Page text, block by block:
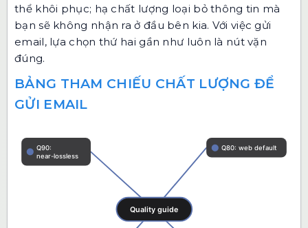
thể khôi phục; hạ chất lượng loại bỏ thông tin mà
bạn sẽ không nhận ra ở đầu bên kia. Với việc gửi
email, lựa chọn thứ hai gần như luôn là nút vặn
đúng.
BẢNG THAM CHIẾU CHẤT LƯỢNG ĐỂ
GỬI EMAIL